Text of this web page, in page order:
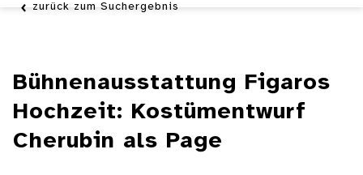
zurück zum Suchergebnis
Bühnenausstattung Figaros
Hochzeit: Kostümentwurf
Cherubin als Page